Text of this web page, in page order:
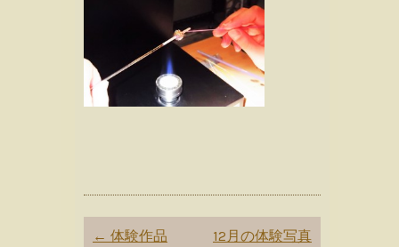
Post
← 体験作品
12月の体験写真